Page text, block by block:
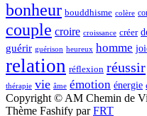
bonheur bouddhisme colère
couple croire croissance créer
guérir guérison heureux homme
relation réflexion réussir
thérapie vie âme émotion énergie
Copyright © AM Chemin de
Thème Fashify parFRT